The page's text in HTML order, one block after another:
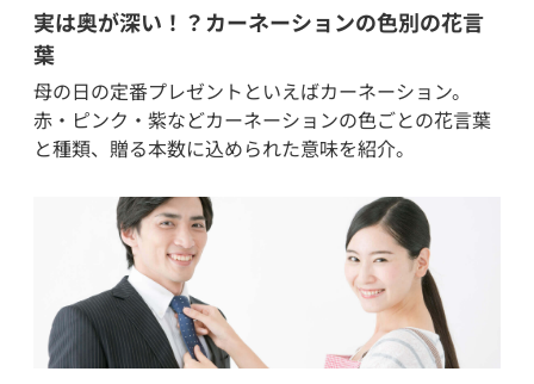
実は奥が深い！？カーネーションの色別の花言
葉
母の日の定番プレゼントといえばカーネーション。
赤・ピンク・紫などカーネーションの色ごとの花言葉
と種類、贈る本数に込められた意味を紹介。